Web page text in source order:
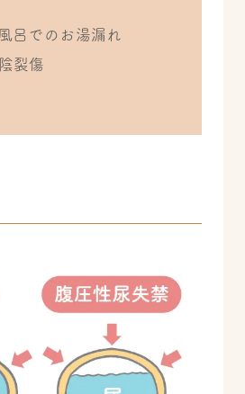
呂でのお湯漏れ
裂傷